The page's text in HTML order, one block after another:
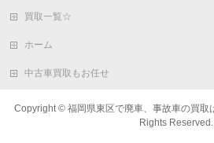
買取一覧☆
ホーム
中古車買取もお任せ
Copyright © 福岡県東区で廃車、事故車の買取
Rights Reserved.